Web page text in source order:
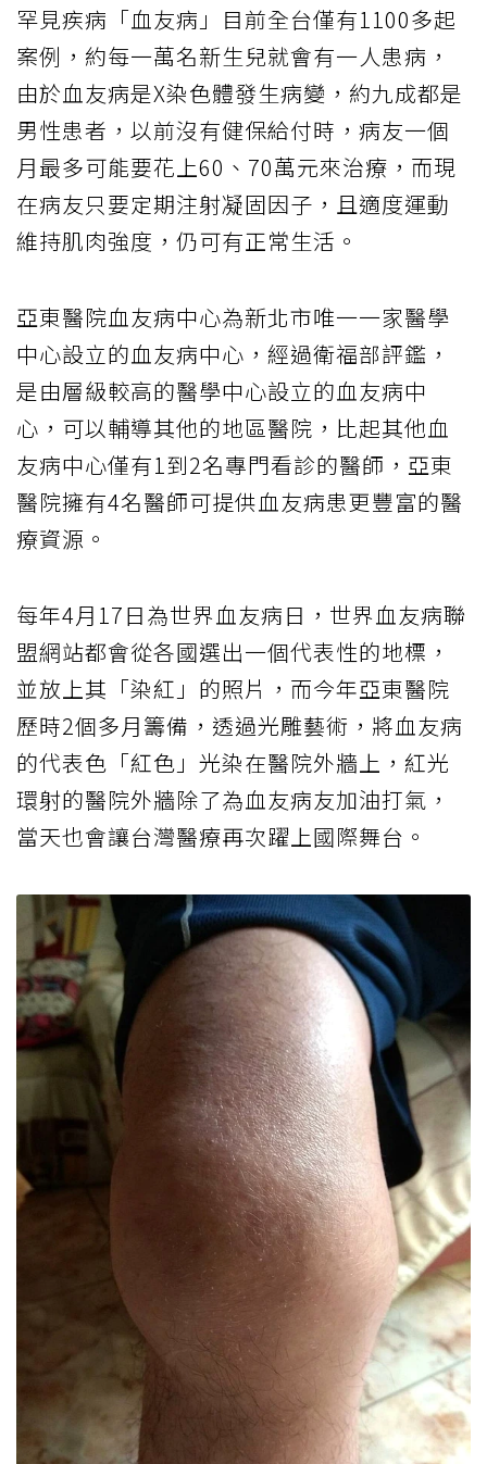
罕見疾病「血友病」目前全台僅有1100多起
案例，約每一萬名新生兒就會有一人患病，
由於血友病是X染色體發生病變，約九成都是
男性患者，以前沒有健保給付時，病友一個
月最多可能要花上60、70萬元來治療，而現
在病友只要定期注射凝固因子，且適度運動
維持肌肉強度，仍可有正常生活。
亞東醫院血友病中心為新北市唯一一家醫學
中心設立的血友病中心，經過衛福部評鑑，
是由層級較高的醫學中心設立的血友病中
心，可以輔導其他的地區醫院，比起其他血
友病中心僅有1到2名專門看診的醫師，亞東
醫院擁有4名醫師可提供血友病患更豐富的醫
療資源。
每年4月17日為世界血友病日，世界血友病聯
盟網站都會從各國選出一個代表性的地標，
並放上其「染紅」的照片，而今年亞東醫院
歷時2個多月籌備，透過光雕藝術，將血友病
的代表色「紅色」光染在醫院外牆上，紅光
環射的醫院外牆除了為血友病友加油打氣，
當天也會讓台灣醫療再次躍上國際舞台。